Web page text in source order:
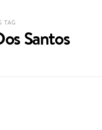
TAG
Santos